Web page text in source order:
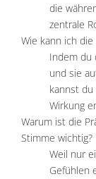
die
zentrale
Wie kann ich
Indem du
und sie
kannst
Wirkung
Warum ist die
Stimme wichtig?
Weil nur
Gefühlen